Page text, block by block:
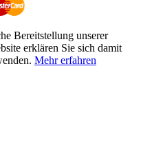
Bereitstellung unserer
erklären Sie sich damit
Mehr erfahren